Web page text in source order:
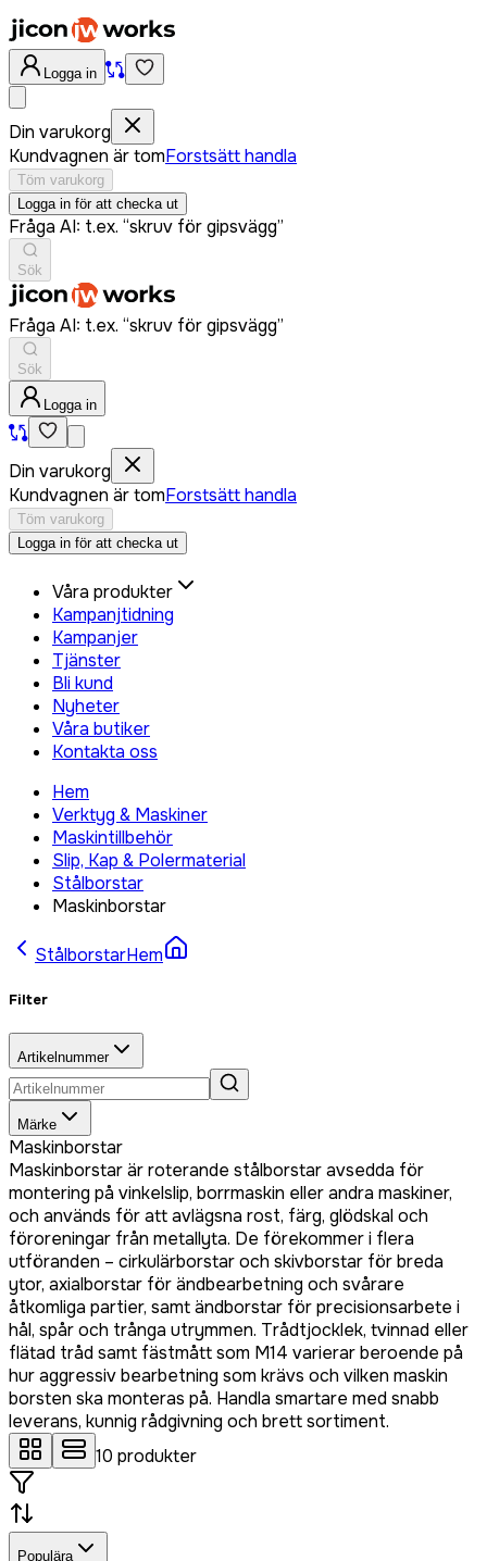
Logga in
Din varukorg
Kundvagnen är tomForstsätt handla
Töm varukorg
Logga in för att checka ut
Fråga AI: t.ex. “skruv för gipsvägg”
Sök
Fråga AI: t.ex. “skruv för gipsvägg”
Sök
Logga in
Din varukorg
Kundvagnen är tomForstsätt handla
Töm varukorg
Logga in för att checka ut
Våra produkter
Kampanjtidning
Kampanjer
Tjänster
Bli kund
Nyheter
Våra butiker
Kontakta oss
Hem
Verktyg & Maskiner
Maskintillbehör
Slip, Kap & Polermaterial
Stålborstar
Maskinborstar
StålborstarHem
Filter
Artikelnummer
Märke
Maskinborstar
Maskinborstar är roterande stålborstar avsedda för
montering på vinkelslip, borrmaskin eller andra maskiner,
och används för att avlägsna rost, färg, glödskal och
föroreningar från metallyta. De förekommer i flera
utföranden – cirkulärborstar och skivborstar för breda
ytor, axialborstar för ändbearbetning och svårare
åtkomliga partier, samt ändborstar för precisionsarbete i
hål, spår och trånga utrymmen. Trådtjocklek, tvinnad eller
flätad tråd samt fästmått som M14 varierar beroende på
hur aggressiv bearbetning som krävs och vilken maskin
borsten ska monteras på. Handla smartare med snabb
leverans, kunnig rådgivning och brett sortiment.
10 produkter
Populära